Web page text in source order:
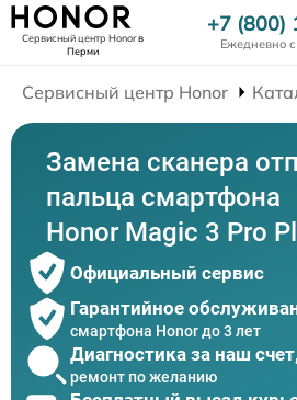
Сервисный центр Honorв
Перми
+7 (800)
Ежедневно
Сервисный центр Honor
Замена сканера
пальца смартфона
Honor Magic 3 Pro
Официальный сервис
Гарантийное
смартфона Honor до 3 лет
Диагностика за наш
ремонт по желанию